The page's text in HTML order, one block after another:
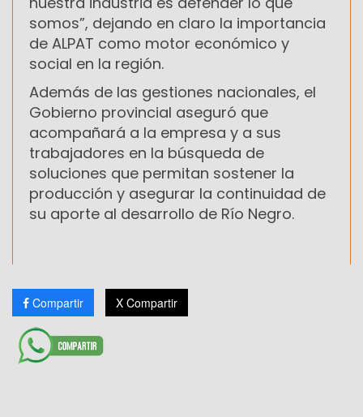
somos”, dejando en claro la importancia
de ALPAT como motor económico y
social en la región.
Además de las gestiones nacionales, el
Gobierno provincial aseguró que
acompañará a la empresa y a sus
trabajadores en la búsqueda de
soluciones que permitan sostener la
producción y asegurar la continuidad de
su aporte al desarrollo de Río Negro.
Compartir X Compartir